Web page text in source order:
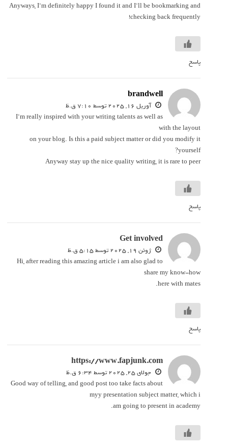
Anyways, I’m definitely happy I found it and I’ll be bookmarking and
checking back frequently!
پاسخ
brandwell
‫آوریل 16, 2025 توسط 7:10 ق.ظ
I’m really inspired with your writing talents as well as
with the layout
on your blog. Is this a paid subject matter or did you modify it
yourself?
Anyway stay up the nice quality writing, it is rare to peer
پاسخ
Get involved
Hi, after reading this amazing article i am also glad to
share my know-how
here with mates.
پاسخ
https://www.fapjunk.com
Good way of telling, and good post too take facts about
myy presentation subject matter, which i
am going to present in academy.